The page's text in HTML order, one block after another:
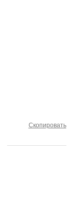
Скопировать